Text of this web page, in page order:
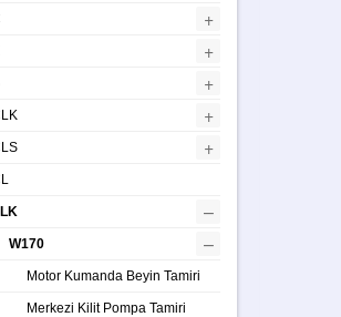
+
+
+
+
+
–
W170 –
Motor Kumanda Beyin Tamiri
Merkezi Kilit Pompa Tamiri